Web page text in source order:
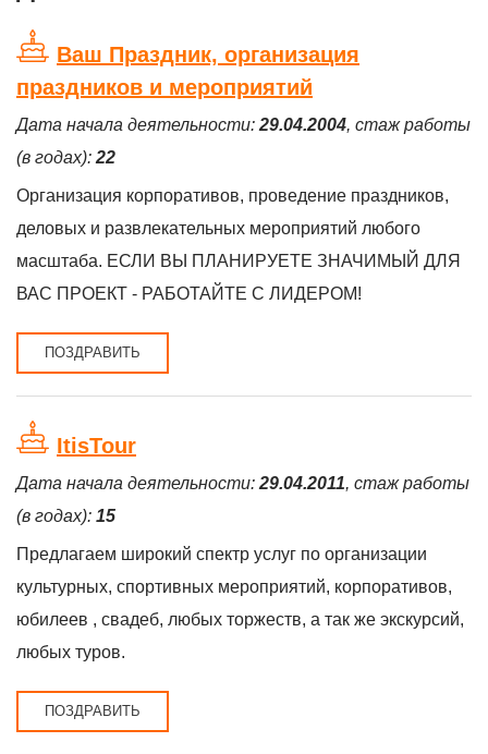
Ваш Праздник, организация
праздников и мероприятий
Дата начала деятельности: 29.04.2004, стаж работы
(в годах): 22
Организация корпоративов, проведение праздников,
деловых и развлекательных мероприятий любого
масштаба. ЕСЛИ ВЫ ПЛАНИРУЕТЕ ЗНАЧИМЫЙ ДЛЯ
ВАС ПРОЕКТ - РАБОТАЙТЕ С ЛИДЕРОМ!
ПОЗДРАВИТЬ
ItisTour
Дата начала деятельности: 29.04.2011, стаж работы
(в годах): 15
Предлагаем широкий спектр услуг по организации
культурных, спортивных мероприятий, корпоративов,
юбилеев , свадеб, любых торжеств, а так же экскурсий,
любых туров.
ПОЗДРАВИТЬ